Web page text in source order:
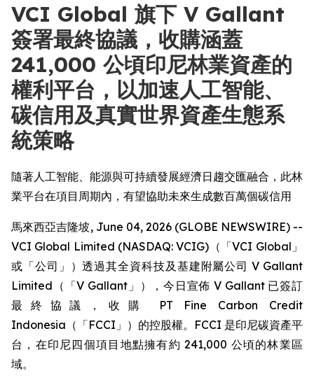
VCI Global 旗下 V Gallant
簽署最終協議，收購涵蓋
241,000 公頃印尼林業資產的
權利平台，以加速人工智能、
碳信用及真實世界資產生態系
統策略
隨著人工智能、能源與可持續發展經濟日趨交匯融合，此林
業平台在項目周期內，有望協助未來生成數百萬個碳信用
馬來西亞吉隆坡, June 04, 2026 (GLOBE NEWSWIRE) --
VCI Global Limited (NASDAQ: VCIG)（「VCI Global」
或「公司」）透過其全資科技及基建附屬公司 V Gallant
Limited（「V Gallant」），今日宣佈 V Gallant 已簽訂
最終協議，收購 PT Fine Carbon Credit
Indonesia（「FCCI」）的控股權。FCCI 是印尼碳資產平
台，在印尼四個項目地點擁有約 241,000 公頃的林業區
域。